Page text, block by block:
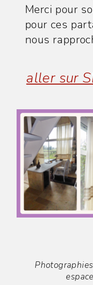
Merci pour
pour ces
nous
aller sur